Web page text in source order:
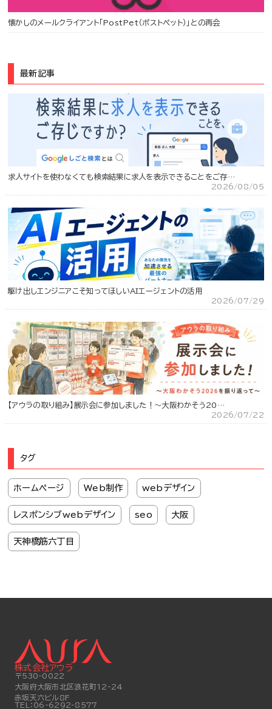
懐かしのメールクライアント「PostPet（ポストペット）」との再会
最新記事
求人サイトを使わなくても検索結果に求人を表示できることをご存…
2026/08/05
駆け出しエンジニアこそ知ってほしいAIエージェントの活用
2026/07/29
【アウラの取り組み】展示会に参加しました！～大阪わかそう20…
2026/07/22
タグ
ホームページ Web制作 webデザイン
レスポンシブwebデザイン seo 大阪
天神橋筋六丁目
株式会社アウラ
〒530-0022
大阪府大阪市北区浪花町12-24
赤坂天六ビル8F
TEL： 06-6292-8577